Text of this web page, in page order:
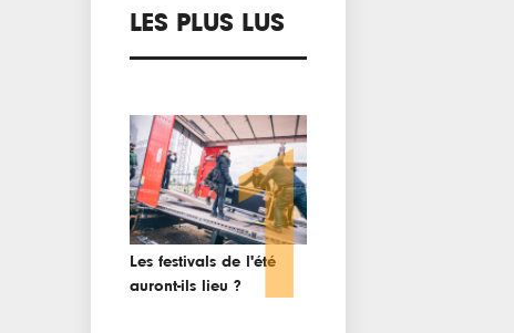
LES PLUS LUS
Les festivals de l'été
auront-ils lieu ?1